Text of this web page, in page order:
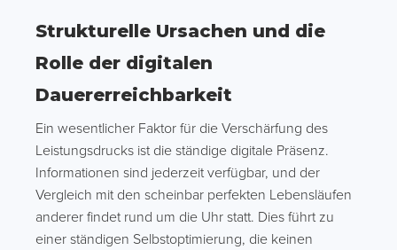
Strukturelle Ursachen und die
Rolle der digitalen
Dauererreichbarkeit
Ein wesentlicher Faktor für die Verschärfung des
Leistungsdrucks ist die ständige digitale Präsenz.
Informationen sind jederzeit verfügbar, und der
Vergleich mit den scheinbar perfekten Lebensläufen
anderer findet rund um die Uhr statt. Dies führt zu
einer ständigen Selbstoptimierung, die keinen